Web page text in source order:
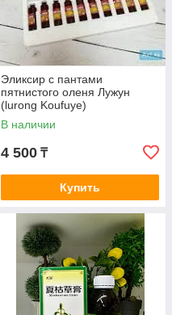
Эликсир с пантами
пятнистого оленя Лужун
(lurong Koufuye)
В наличии
4 500 ₸
Купить